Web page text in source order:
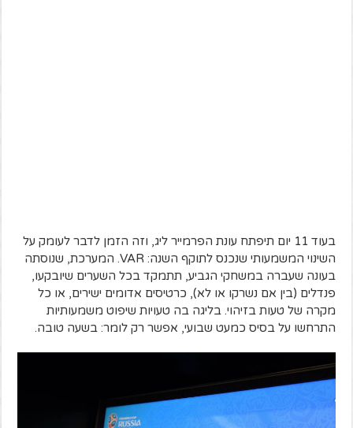
בעוד 11 יום תיפתח עונת הפרמייר ליג, וזה הזמן לדבר לעומק על
השינוי המשמעותי שנכנס לתוקף השנה: VAR. המערכת, שנוסתה
בעונה שעברה במשחקי הגביע, תתמקד בכל השערים שיובקעו,
פנדלים (בין אם נשרקו או לא), כרטיסים אדומים ישירים, או כל
מקרה של טעות בזיהוי. בליגה בה טעויות שיפוט משמעותיות
התרחשו על בסיס כמעט שבועי, אפשר רק לומר: בשעה טובה.